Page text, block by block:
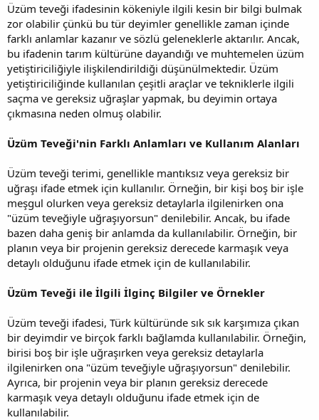
Üzüm teveği ifadesinin kökeniyle ilgili kesin bir bilgi bulmak
zor olabilir çünkü bu tür deyimler genellikle zaman içinde
farklı anlamlar kazanır ve sözlü geleneklerle aktarılır. Ancak,
bu ifadenin tarım kültürüne dayandığı ve muhtemelen üzüm
yetiştiriciliğiyle ilişkilendirildiği düşünülmektedir. Üzüm
yetiştiriciliğinde kullanılan çeşitli araçlar ve tekniklerle ilgili
saçma ve gereksiz uğraşlar yapmak, bu deyimin ortaya
çıkmasına neden olmuş olabilir.
Üzüm Teveği'nin Farklı Anlamları ve Kullanım Alanları
Üzüm teveği terimi, genellikle mantıksız veya gereksiz bir
uğraşı ifade etmek için kullanılır. Örneğin, bir kişi boş bir işle
meşgul olurken veya gereksiz detaylarla ilgilenirken ona
"üzüm teveğiyle uğraşıyorsun" denilebilir. Ancak, bu ifade
bazen daha geniş bir anlamda da kullanılabilir. Örneğin, bir
planın veya bir projenin gereksiz derecede karmaşık veya
detaylı olduğunu ifade etmek için de kullanılabilir.
Üzüm Teveği ile İlgili İlginç Bilgiler ve Örnekler
Üzüm teveği ifadesi, Türk kültüründe sık sık karşımıza çıkan
bir deyimdir ve birçok farklı bağlamda kullanılabilir. Örneğin,
birisi boş bir işle uğraşırken veya gereksiz detaylarla
ilgilenirken ona "üzüm teveğiyle uğraşıyorsun" denilebilir.
Ayrıca, bir projenin veya bir planın gereksiz derecede
karmaşık veya detaylı olduğunu ifade etmek için de
kullanılabilir.